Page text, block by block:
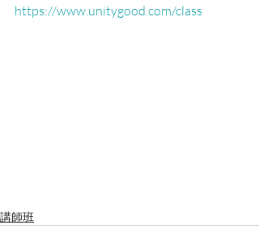
https://www.unitygood.com/class
講師班